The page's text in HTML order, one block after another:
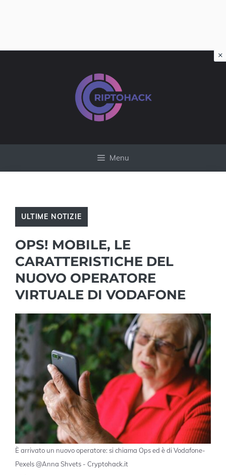
Menu
ULTIME NOTIZIE
OPS! MOBILE, LE
CARATTERISTICHE DEL
NUOVO OPERATORE
VIRTUALE DI VODAFONE
È arrivato un nuovo operatore: si chiama Ops ed è di Vodafone-
Pexels @Anna Shvets - Cryptohack.it
×